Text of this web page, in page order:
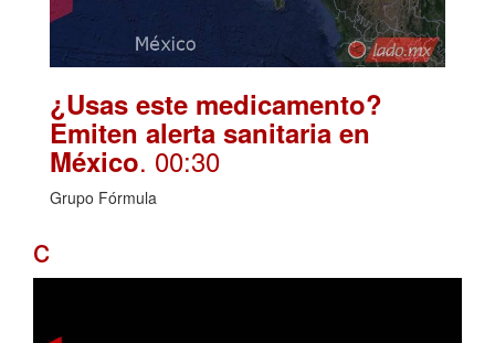
¿Usas este medicamento?
Emiten alerta sanitaria en
México. 00:30
Grupo Fórmula
c